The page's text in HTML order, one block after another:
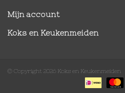
Mijn account
Koks en Keukenmeiden
© Copyright 2026 Koks en Keukenmeiden